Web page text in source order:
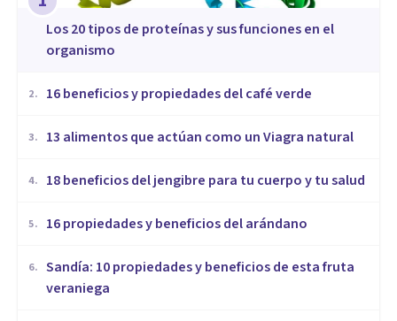
​Los 20 tipos de proteínas y sus funciones en el
organismo
2. 16 beneficios y propiedades del café verde
3. 13 alimentos que actúan como un Viagra natural
4. 18 beneficios del jengibre para tu cuerpo y tu salud
5. 16 propiedades y beneficios del arándano
6. Sandía: 10 propiedades y beneficios de esta fruta
veraniega